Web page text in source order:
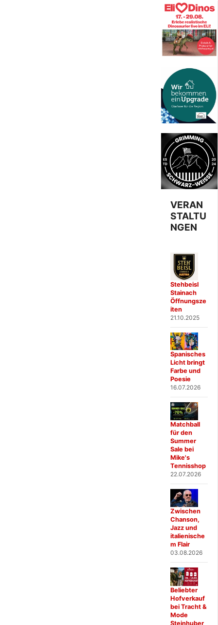
VERAN
STALTU
NGEN
Stehbeisl
Stainach
Öffnungsze
iten
21.10.2025
Spanisches
Licht bringt
Farbe und
Poesie
16.07.2026
Matchball
für den
Summer
Sale bei
Mike's
Tennisshop
22.07.2026
Zwischen
Chanson,
Jazz und
italienische
m Flair
03.08.2026
Beliebter
Hofverkauf
bei Tracht &
Mode
Steinhuber